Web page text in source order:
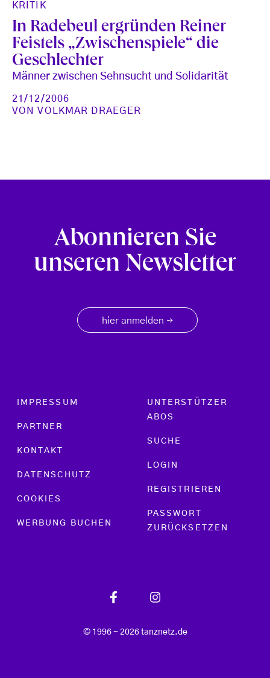
KRITIK
In Radebeul ergründen Reiner
Feistels „Zwischenspiele“ die
Geschlechter
Männer zwischen Sehnsucht und Solidarität
21/12/2006
VONVOLKMAR DRAEGER
Abonnieren Sie
unseren Newsletter
hier anmelden →
Footer menu
IMPRESSUM
PARTNER
KONTAKT
DATENSCHUTZ
COOKIES
WERBUNG BUCHEN
UNTERSTÜTZER
ABOS
SUCHE
LOGIN
REGISTRIEREN
PASSWORT
ZURÜCKSETZEN
© 1996 - 2026 tanznetz.de